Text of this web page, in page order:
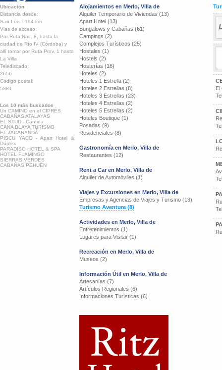
Ubicación
Distancia desde:
San Luis : 194 km
Vias de acceso:
Por Ruta Nac. 8, hasta la
ciudad de Río IV (Córdoba) y
allí tomar por Ruta Prov. 1 hasta
La Villa
Telediscado:
2656
Código postal:
5881
Los 10 más buscados
Un CAMINO en el CIPRÉS
CABAÑAS ATALAYAS
EL STUD - Cantina
CANA BLAYA TURISMO
EL JACARANDÁ
PISCU YACO - Apart Hotel &
Duplex
PARADISO HOTEL & SPA
HOTEL FLAMINGO
SIERRAS VERDES
CABAÑAS PEHUEN
Alojamientos en Merlo, Villa de
Alquiler Temporario de Viviendas (13)
Apart Hotel (13)
Bungalows y Cabañas (61)
Campings (2)
Complejos Turísticos (25)
Hostales (1)
Hostels (2)
Hosterías (16)
Hoteles (2)
Hoteles 1 Estrella (2)
Hoteles 2 Estrellas (8)
Hoteles 3 Estrellas (23)
Hoteles 4 Estrellas (2)
Hoteles 5 Estrellas (2)
Hoteles Boutique (1)
Posadas (9)
Residenciales (8)
Gastronomía en Merlo, Villa de
Restaurantes (12)
Rent a Car en Merlo, Villa de
Alquiler de Automóviles (1)
Viajes y Excursiones en Merlo, Villa de
Empresas y Agencias de Viajes y Turismo (13)
Turismo Aventura (8)
Actividades en Merlo, Villa de
Entretenimientos (1)
Lugares para Visitar (1)
Recreación en Merlo, Villa de
Museos (2)
Información Útil en Merlo, Villa de
Artesanías (7)
Artículos Regionales (6)
Informaciones Turísticas (6)
El